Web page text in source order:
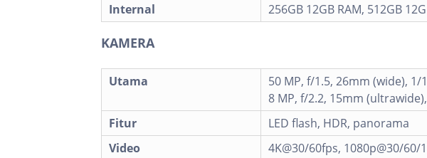
Internal
256GB 12GB RAM, 512GB
KAMERA
Utama
50 MP, f/1.5, 26mm (wide), 1/
8 MP, f/2.2, 15mm
Fitur
LED flash, HDR, panorama
Video
4K@30/60fps, 1080p@30/60/